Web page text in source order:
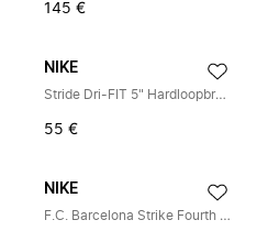
145 €
NIKE
Stride Dri-FIT 5" Hardloopbroek met Binnenbroekje
55 €
NIKE
F.C. Barcelona Strike Fourth Dri-FIT Knit Drill Top